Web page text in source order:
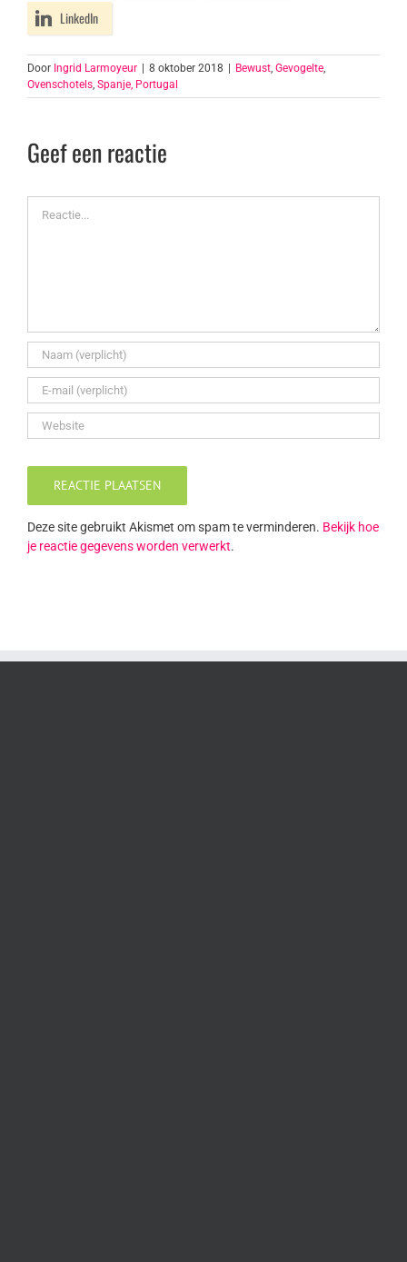
LinkedIn
Door Ingrid Larmoyeur 8 oktober 2018 Bewust, Gevogelte,
Ovenschotels, Spanje, Portugal
Geef een reactie
Deze site gebruikt Akismet om spam te verminderen. Bekijk hoe
je reactie gegevens worden verwerkt.